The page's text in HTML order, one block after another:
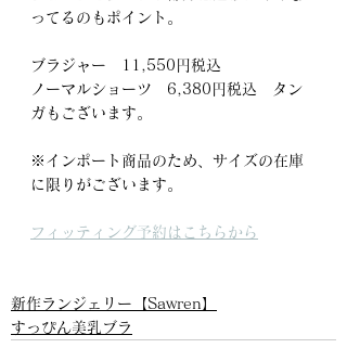
ってるのもポイント。
ブラジャー　11,550円税込
ノーマルショーツ　6,380円税込　タン
ガもございます。
※インポート商品のため、サイズの在庫
に限りがございます。
フィッティング予約はこちらから
新作ランジェリー【Sawren】
すっぴん美乳ブラ